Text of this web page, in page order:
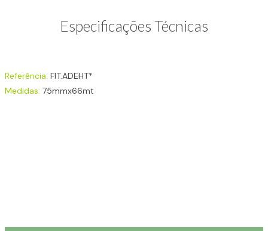
Especificações Técnicas
Referência: FIT.ADEHT*
Medidas: 75mmx66mt